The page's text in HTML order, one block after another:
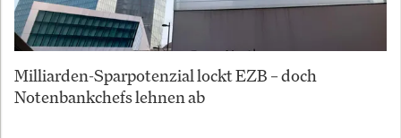
Milliarden-Sparpotenzial lockt EZB – doch
Notenbankchefs lehnen ab